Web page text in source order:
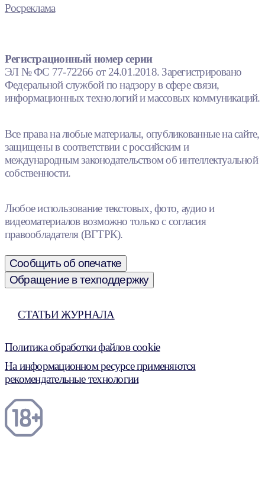
Росреклама
Регистрационный номер серии
ЭЛ № ФС 77-72266 от 24.01.2018. Зарегистрировано
Федеральной службой по надзору в сфере связи,
информационных технологий и массовых коммуникаций.
Все права на любые материалы, опубликованные на сайте,
защищены в соответствии с российским и
международным законодательством об интеллектуальной
собственности.
Любое использование текстовых, фото, аудио и
видеоматериалов возможно только с согласия
правообладателя (ВГТРК).
Сообщить об опечатке
Обращение в техподдержку
СТАТЬИ ЖУРНАЛА
Политика обработки файлов cookie
На информационном ресурсе применяются
рекомендательные технологии